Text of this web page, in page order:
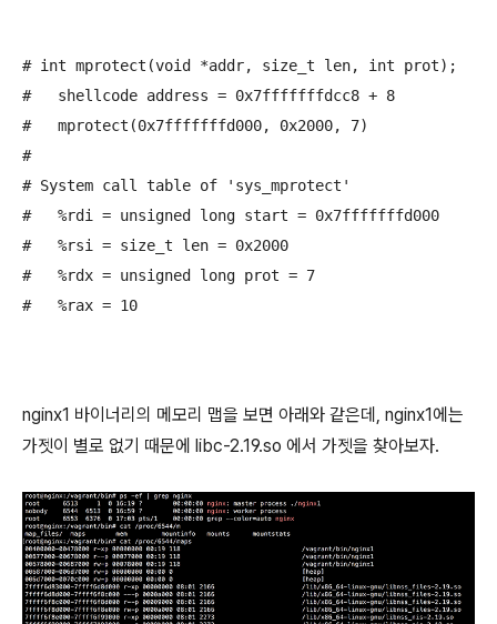
# int mprotect(void *addr, size_t len, int prot);
#   shellcode address = 0x7fffffffdcc8 + 8
#   mprotect(0x7fffffffd000, 0x2000, 7)
#
# System call table of 'sys_mprotect'
#   %rdi = unsigned long start = 0x7fffffffd000
#   %rsi = size_t len = 0x2000
#   %rdx = unsigned long prot = 7
nginx1 바이너리의 메모리 맵을 보면 아래와 같은데, nginx1에는
가젯이 별로 없기 때문에 libc-2.19.so 에서 가젯을 찾아보자.